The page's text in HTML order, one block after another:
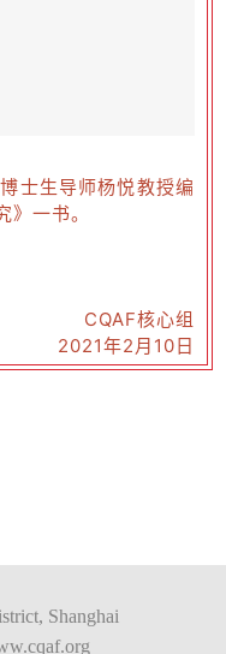
士生导师杨悦教授编
一书。
CQAF核心组
2021年2月10日
Shanghai